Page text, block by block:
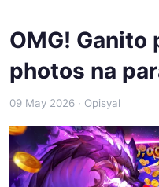
OMG! Ganito
photos na
09 May 2026 · Opisyal